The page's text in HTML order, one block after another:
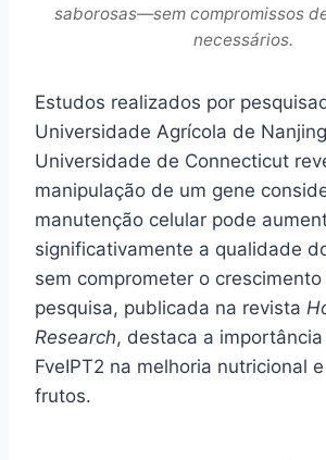
saborosas—sem compromissos
necessários.
Estudos realizados por
Universidade Agrícola de
Universidade de Connecticut
manipulação de um gene
manutenção celular pode
significativamente a qualidade
sem comprometer o
pesquisa, publicada na revista
Research, destaca a
FveIPT2 na melhoria nutricional
frutos.